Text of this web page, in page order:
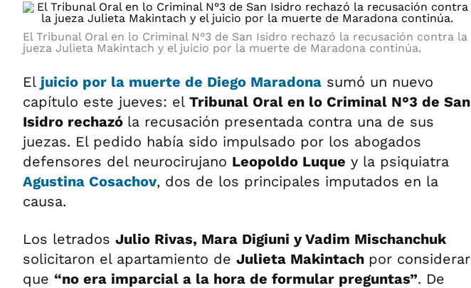
El Tribunal Oral en lo Criminal N°3 de San Isidro rechazó la recusación contra la
jueza Julieta Makintach y el juicio por la muerte de Maradona continúa.
El juicio por la muerte de Diego Maradona sumó un nuevo
capítulo este jueves: el Tribunal Oral en lo Criminal N°3 de San
Isidro rechazó la recusación presentada contra una de sus
juezas. El pedido había sido impulsado por los abogados
defensores del neurocirujano Leopoldo Luque y la psiquiatra
Agustina Cosachov, dos de los principales imputados en la
causa.
Los letrados Julio Rivas, Mara Digiuni y Vadim Mischanchuk
solicitaron el apartamiento de Julieta Makintach por considerar
que “no era imparcial a la hora de formular preguntas”. De